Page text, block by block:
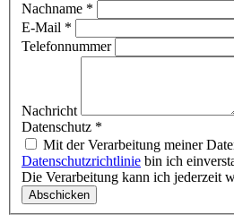
Nachname *
E-Mail *
Telefonnummer
Nachricht
Datenschutz *
Mit der Verarbeitung meiner
Datenschutzrichtlinie bin ich
Die Verarbeitung kann ich jederzeit
Abschicken